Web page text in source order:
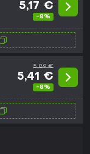
5,17 €
-8%
5,89 €
5,41 €
-8%